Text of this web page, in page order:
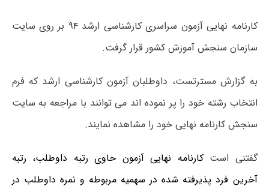
کارنامه نهایی آزمون سراسری کارشناسی ارشد ۹۴ بر روی سایت
سازمان سنجش آموزش کشور قرار گرفت.
به گزارش مسترتست، داوطلبان آزمون کارشناسی ارشد که فرم
انتخاب رشته خود را پر نموده اند می توانند با مراجعه به سایت
سنجش کارنامه نهایی خود را مشاهده نمایند.
گفتنی استکارنامه نهایی آزمون حاوی رتبه داوطلب، رتبه
آخرین فرد پذیرفته شده در سهمیه مربوطه و نمره داوطلب در